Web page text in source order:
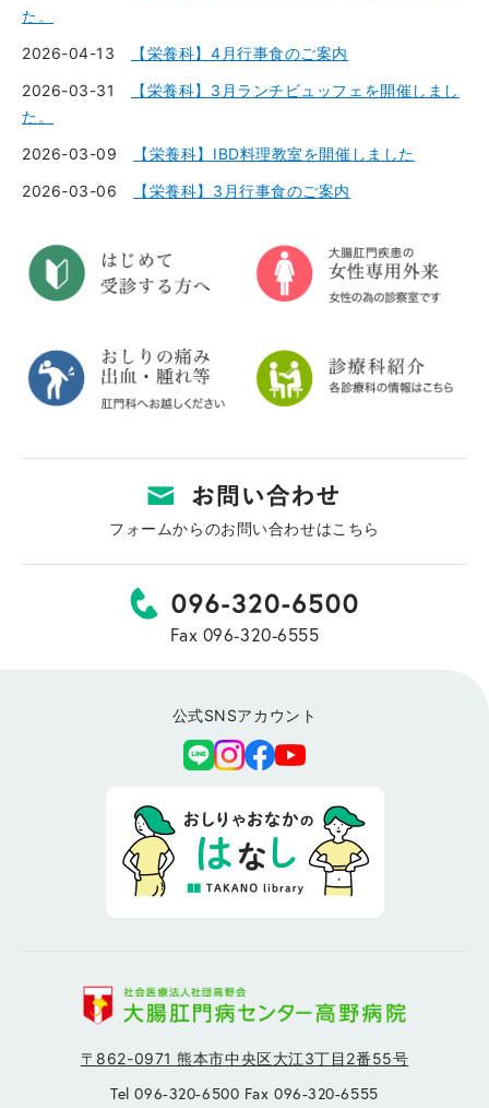
た。
2026-04-13
【栄養科】4月行事食のご案内
2026-03-31
【栄養科】3月ランチビュッフェを開催しまし
た。
2026-03-09
【栄養科】IBD料理教室を開催しました
2026-03-06
【栄養科】3月行事食のご案内
フォームからのお問い合わせはこちら
Fax 096-320-6555
公式SNSアカウント
〒862-0971 熊本市中央区大江3丁目2番55号
Tel 096-320-6500 Fax 096-320-6555